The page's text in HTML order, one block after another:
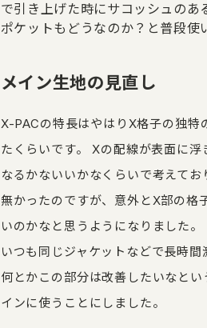
で引き上げた時にサコッシュの
ポケットもどうなのか？と普段使
メイン生地の見直し
X-PACの特長はやはりX格子の独特
たくらいです。 Xの配線が表面に
なるかないいかなくらいで考えて
無かったのですが、意外とX部の格
いのかなと思うようになりました。
いつも同じジャケットなどで長時
何とかこの部分は改善したいなと
インに使うことにしました。